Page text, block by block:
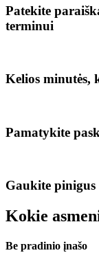
Patekite
terminui
Kelios minutės,
Pamatykite
Gaukite pinigus
Kokie
Be pradinio įnašo